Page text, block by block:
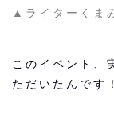
▲ライターくま
このイベント、
ただいたんです！